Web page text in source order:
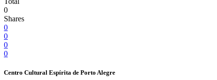
0
Shares
0
0
0
0
Centro Cultural Espírita de Porto Alegre